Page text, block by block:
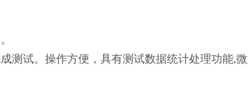
测试。操作方便，具有测试数据统计处理功能,微